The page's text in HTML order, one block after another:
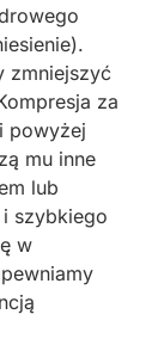
zmniejszyć
za
powyżej
mu inne
lub
szybkiego
w